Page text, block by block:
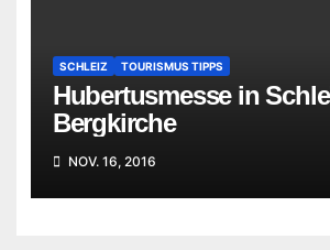
SCHLEIZ TOURISMUS TIPPS
Hubertusmesse in
Bergkirche
NOV. 16, 2016